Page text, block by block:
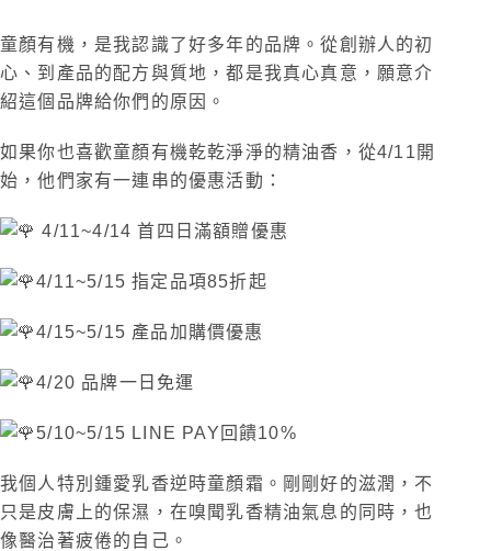
童顏有機，是我認識了好多年的品牌。從創辦人的初
心、到產品的配方與質地，都是我真心真意，願意介
紹這個品牌給你們的原因。
如果你也喜歡童顏有機乾乾淨淨的精油香，從4/11開
始，他們家有一連串的優惠活動：
4/11~4/14 首四日滿額贈優惠
4/11~5/15 指定品項85折起
4/15~5/15 產品加購價優惠
4/20 品牌一日免運
5/10~5/15 LINE PAY回饋10%
我個人特別鍾愛乳香逆時童顏霜。剛剛好的滋潤，不
只是皮膚上的保濕，在嗅聞乳香精油氣息的同時，也
像醫治著疲倦的自己。